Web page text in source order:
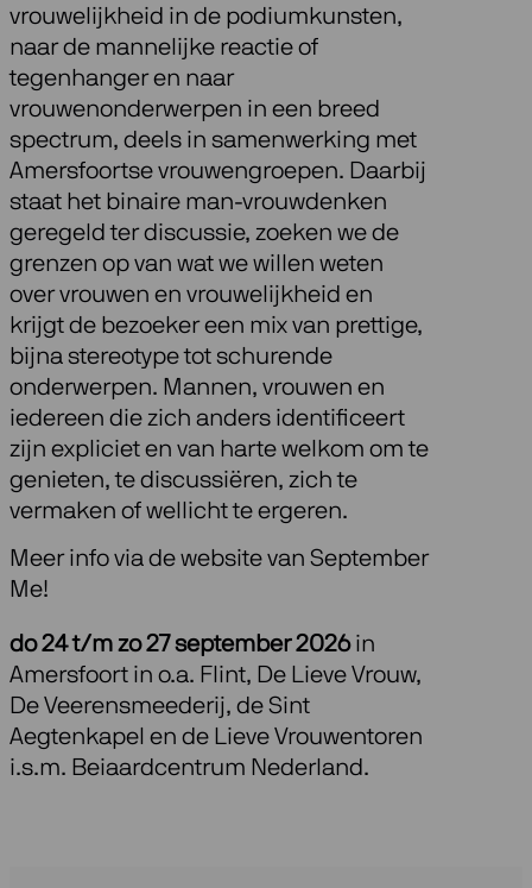
vrouwelijkheid in de podiumkunsten,
naar de mannelijke reactie of
tegenhanger en naar
vrouwenonderwerpen in een breed
spectrum, deels in samenwerking met
Amersfoortse vrouwengroepen. Daarbij
staat het binaire man-vrouwdenken
geregeld ter discussie, zoeken we de
grenzen op van wat we willen weten
over vrouwen en vrouwelijkheid en
krijgt de bezoeker een mix van prettige,
bijna stereotype tot schurende
onderwerpen. Mannen, vrouwen en
iedereen die zich anders identificeert
zijn expliciet en van harte welkom om te
genieten, te discussiëren, zich te
vermaken of wellicht te ergeren.
Meer info via de website van September
Me!
do 24 t/m zo 27 september 2026in
Amersfoort in o.a. Flint, De Lieve Vrouw,
De Veerensmeederij, de Sint
Aegtenkapel en de Lieve Vrouwentoren
i.s.m. Beiaardcentrum Nederland.